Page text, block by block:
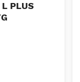
L PLUS